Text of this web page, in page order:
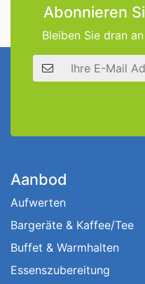
Abonnieren
Bleiben Sie dran
E-Mail Adresse
Aanbod
Aufwerten
Bargeräte & Kaffee/Tee
Buffet & Warmhalten
Essenszubereitung